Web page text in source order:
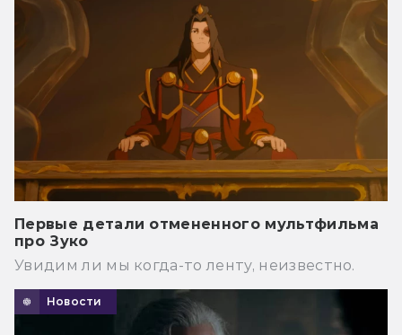
Первые детали отмененного мультфильма
про Зуко
Увидим ли мы когда-то ленту, неизвестно.
Новости